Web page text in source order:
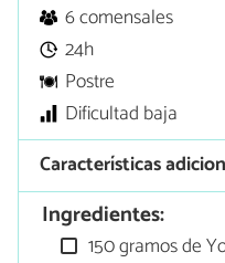
6 comensales
24h
Postre
Dificultad baja
Características
Ingredientes:
150 gramos de